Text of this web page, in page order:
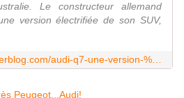
Le constructeur allemand
version électrifiée de son SUV,